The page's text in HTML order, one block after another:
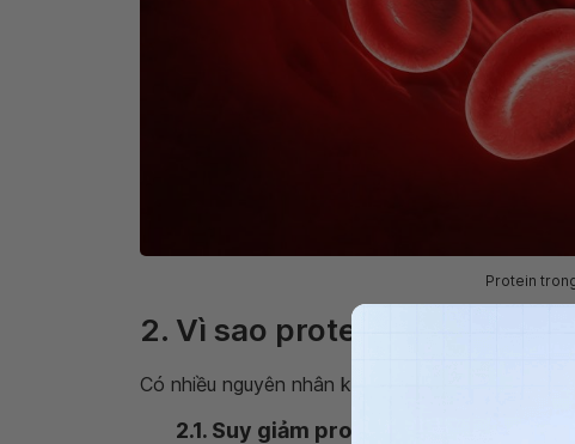
Protein
2. Vì sao protein máu giảm?
Có nhiều nguyên nhân khiến cho protein máu thấp:
2.1. Suy giảm protein albumin